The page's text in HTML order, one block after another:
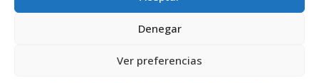
Denegar
Ver preferencias